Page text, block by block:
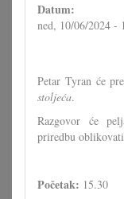
Datum:
ned, 10/06/2024 -
Petar Tyran će
stoljeća.
Razgovor će
priredbu
Početak: 15.30